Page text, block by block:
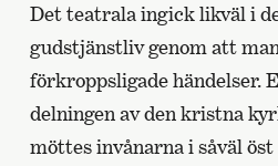
Det teatrala ingick likväl i
gudstjänstliv genom att
förkroppsligade händelser.
delningen av den kristna
möttes invånarna i såväl